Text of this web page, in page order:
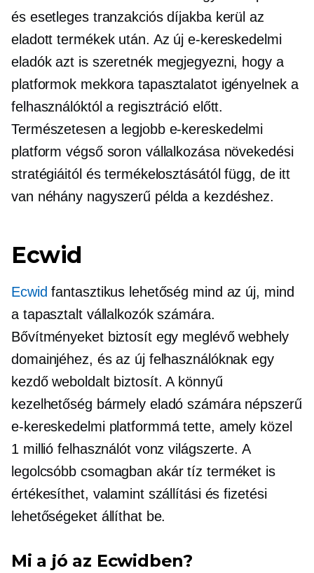
és esetleges tranzakciós díjakba kerül az
eladott termékek után. Az új e-kereskedelmi
eladók azt is szeretnék megjegyezni, hogy a
platformok mekkora tapasztalatot igényelnek a
felhasználóktól a regisztráció előtt.
Természetesen a legjobb e-kereskedelmi
platform végső soron vállalkozása növekedési
stratégiáitól és termékelosztásától függ, de itt
van néhány nagyszerű példa a kezdéshez.
Ecwid
Ecwid fantasztikus lehetőség mind az új, mind
a tapasztalt vállalkozók számára.
Bővítményeket biztosít egy meglévő webhely
domainjéhez, és az új felhasználóknak egy
kezdő weboldalt biztosít. A könnyű
kezelhetőség bármely eladó számára népszerű
e-kereskedelmi platformmá tette, amely közel
1 millió felhasználót vonz világszerte. A
legolcsóbb csomagban akár tíz terméket is
értékesíthet, valamint szállítási és fizetési
lehetőségeket állíthat be.
Mi a jó az Ecwidben?